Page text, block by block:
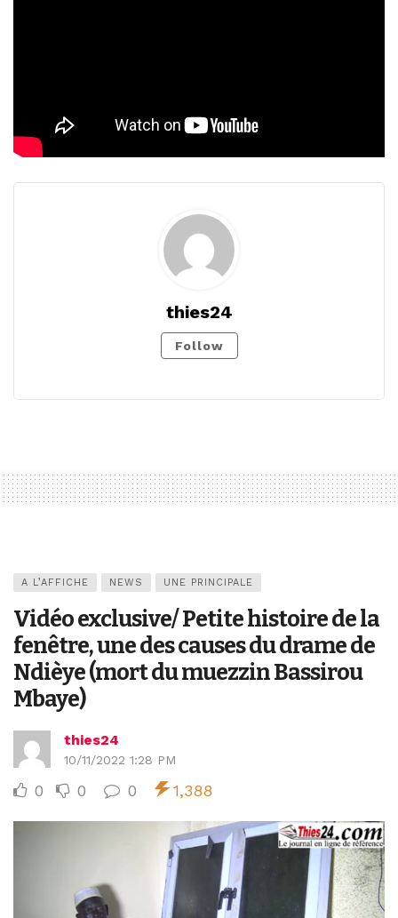
thies24
Follow
A L’AFFICHE NEWS UNE PRINCIPALE
Vidéo exclusive/ Petite histoire de la
fenêtre, une des causes du drame de
Ndièye (mort du muezzin Bassirou
Mbaye)
thies24
10/11/2022 1:28 PM
0 0 0 1,388